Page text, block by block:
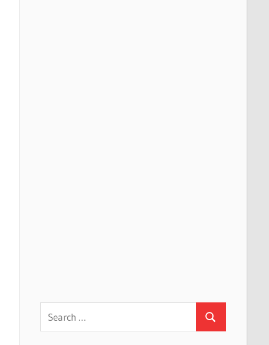
Search
for:
Search